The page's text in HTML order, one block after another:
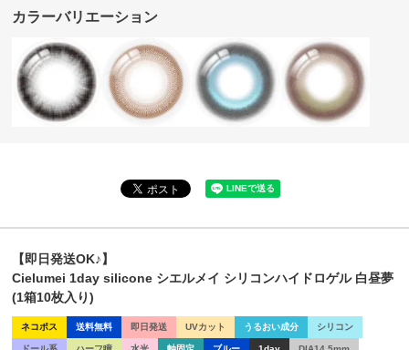
カラーバリエーション
【即日発送OK♪】
Cielumei 1day silicone シエルメイ シリコンハイドロゲル 白昼夢
(1箱10枚入り)
ネコポス 送料無料 即日発送 UVカット うるおい成分 シリコン